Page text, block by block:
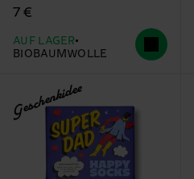
7 €
AUF LAGER
BIOBAUMWOLLE
Geschenkidee